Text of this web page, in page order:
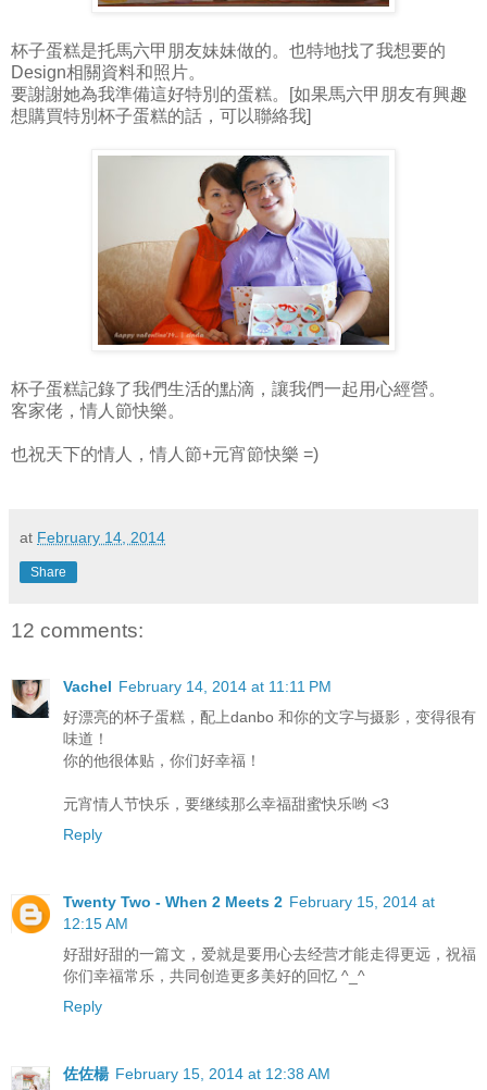
杯子蛋糕是托馬六甲朋友妹妹做的。也特地找了我想要的
Design相關資料和照片。
要謝謝她為我準備這好特別的蛋糕。[如果馬六甲朋友有興趣
想購買特別杯子蛋糕的話，可以聯絡我]
杯子蛋糕記錄了我們生活的點滴，讓我們一起用心經營。
客家佬，情人節快樂。
也祝天下的情人，情人節+元宵節快樂 =)
at February 14, 2014
Share
12 comments:
Vachel February 14, 2014 at 11:11 PM
好漂亮的杯子蛋糕，配上danbo 和你的文字与摄影，变得很有
味道！
你的他很体贴，你们好幸福！
元宵情人节快乐，要继续那么幸福甜蜜快乐哟 <3
Reply
Twenty Two - When 2 Meets 2 February 15, 2014 at
12:15 AM
好甜好甜的一篇文，爱就是要用心去经营才能走得更远，祝福
你们幸福常乐，共同创造更多美好的回忆 ^_^
Reply
佐佐楊 February 15, 2014 at 12:38 AM